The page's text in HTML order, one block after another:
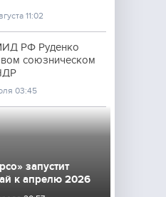
11:02
РФ Руденко
союзническом
03:45
запустит
к апрелю 2026